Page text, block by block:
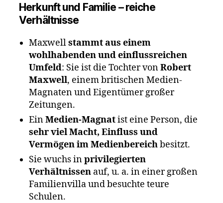
Herkunft und Familie –reiche
Verhältnisse
Maxwellstammt aus einem
wohlhabenden und einflussreichen
Umfeld: Sie ist die Tochter vonRobert
Maxwell, einem britischen Medien-
Magnaten und Eigentümer großer
Zeitungen.
EinMedien-Magnatist eine Person, die
sehr viel Macht, Einfluss und
Vermögen im Medienbereichbesitzt.
Sie wuchs inprivilegierten
Verhältnissen auf, u. a. in einer großen
Familienvilla und besuchte teure
Schulen.